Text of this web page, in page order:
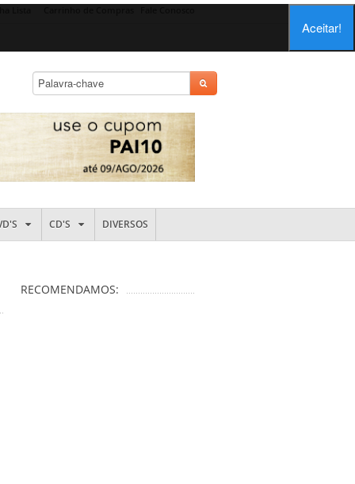
Aceitar!
CD'S DIVERSOS
RECOMENDAMOS: